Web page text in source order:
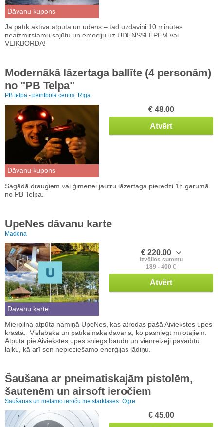
Dāvanu kupons
Ja patīk aktīva atpūta un ūdens – tad uzdāvini 10 minūtes
neaizmirstamu sajūtu un emociju uz ŪDENSSLĒPĒM vai
VEIKBORDA!
Modernākā lāzertaga ballīte (4 personām)
no "PB Telpa"
PB telpa - peintbola centrs: Rīga
Dāvanu kupons
€ 48.00
Atvērt
Sagādā draugiem vai ģimenei jautru lāzertaga pieredzi 1h garumā
no PB Telpa.
UpeNes dāvanu karte
Madona
Dāvanu karte
€ 220.00
Izvēlies summu
189 - 400 €
Atvērt
Mierpilna atpūta namiņā UpeNes, kas atrodas pašā Aiviekstes upes
krastā. Vislabākā un patīkamākā dāvana, ko pasniegt mīļotajiem.
Atpūta pie Aiviekstes upes sniegs baudu un vienreizēji pavadītu
laiku, kā arī sen nepieciešamo enerģijas lādiņu.
Šaušana ar pneimatiskajām pistolēm,
šautenēm un airsoft ieročiem
Šaušanas un metamo ieroču meistarklases: Ogre
€ 45.00